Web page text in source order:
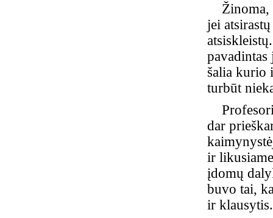
Žinoma,
jei
šalia kurio
turbūt
dar
ir
įdomų
buvo tai,
ir klausytis.